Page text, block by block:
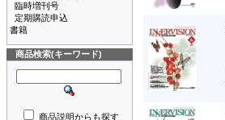
臨時増刊号
定期購読申込
書籍
商品検索(キーワード)
商品説明からも探す